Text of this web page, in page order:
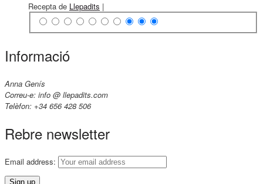
Recepta de Llepadits |
Informació
Anna Genís
Correu-e: info @ llepadits.com
Telèfon: +34 656 428 506
Rebre newsletter
Email address: